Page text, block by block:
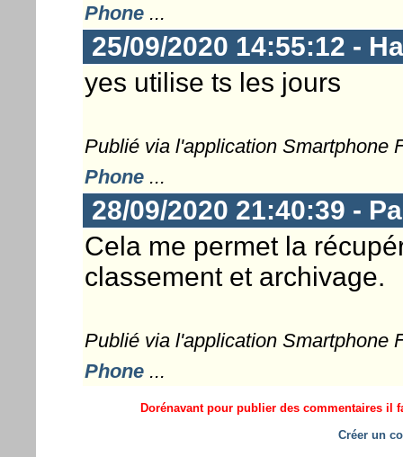
Phone...
25/09/2020 14:55:12 -
yes utilise ts les jours
Publié via l'application Smartphone
Phone...
28/09/2020 21:40:39 -
Cela me permet la
classement et archivage.
Publié via l'application Smartphone
Phone...
Dorénavant pour publier des commentaires il
Créer un